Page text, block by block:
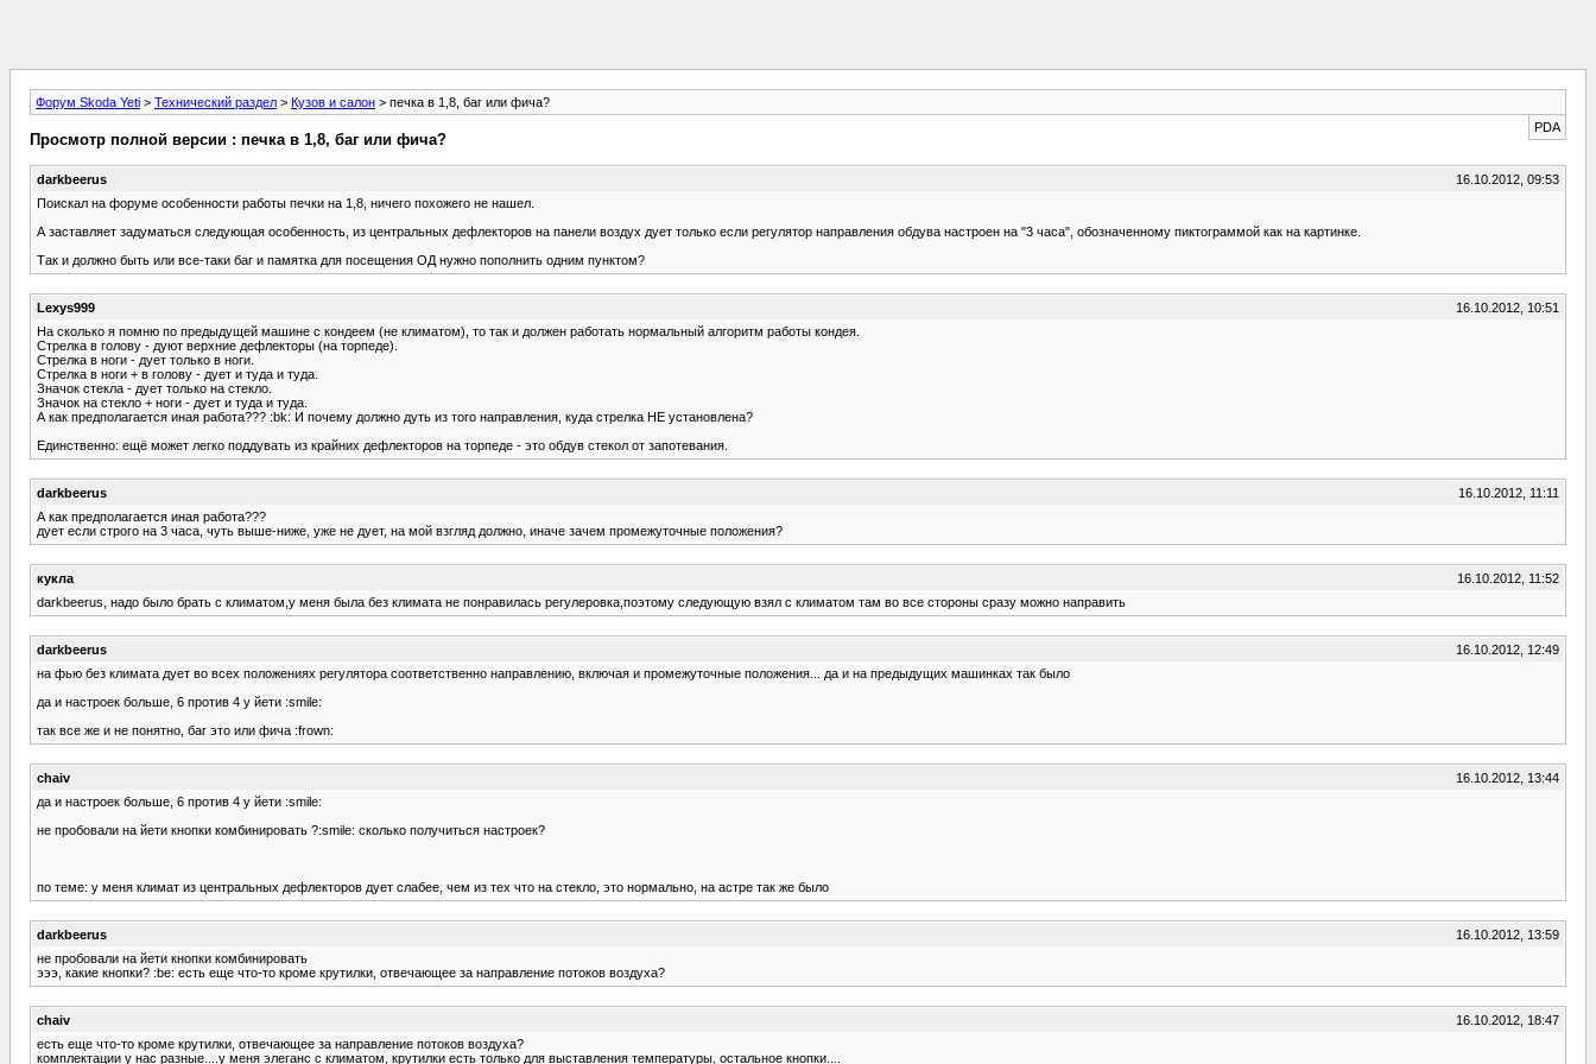
Форум Skoda Yeti > Технический раздел > Кузов и салон > печка в 1,8, баг или фича?
PDA
Просмотр полной версии : печка в 1,8, баг или фича?
darkbeerus
16.10.2012, 09:53
Поискал на форуме особенности работы печки на 1,8, ничего похожего не нашел.
А заставляет задуматься следующая особенность, из центральных дефлекторов на панели воздух дует только если регулятор направления обдува настроен на "3 часа", обозначенному пиктограммой как на картинке.
Так и должно быть или все-таки баг и памятка для посещения ОД нужно пополнить одним пунктом?
Lexys999
16.10.2012, 10:51
На сколько я помню по предыдущей машине с кондеем (не климатом), то так и должен работать нормальный алгоритм работы кондея.
Стрелка в голову - дуют верхние дефлекторы (на торпеде).
Стрелка в ноги - дует только в ноги.
Стрелка в ноги + в голову - дует и туда и туда.
Значок стекла - дует только на стекло.
Значок на стекло + ноги - дует и туда и туда.
А как предполагается иная работа??? :bk: И почему должно дуть из того направления, куда стрелка НЕ установлена?
Единственно: ещё может легко поддувать из крайних дефлекторов на торпеде - это обдув стекол от запотевания.
darkbeerus
16.10.2012, 11:11
А как предполагается иная работа???
дует если строго на 3 часа, чуть выше-ниже, уже не дует, на мой взгляд должно, иначе зачем промежуточные положения?
кукла
16.10.2012, 11:52
darkbeerus, надо было брать с климатом,у меня была без климата не понравилась регулеровка,поэтому следующую взял с климатом там во все стороны сразу можно направить
darkbeerus
16.10.2012, 12:49
на фью без климата дует во всех положениях регулятора соответственно направлению, включая и промежуточные положения... да и на предыдущих машинках так было
да и настроек больше, 6 против 4 у йети :smile:
так все же и не понятно, баг это или фича :frown:
chaiv
16.10.2012, 13:44
да и настроек больше, 6 против 4 у йети :smile:
не пробовали на йети кнопки комбинировать ?:smile: сколько получиться настроек?
по теме: у меня климат из центральных дефлекторов дует слабее, чем из тех что на стекло, это нормально, на астре так же было
darkbeerus
16.10.2012, 13:59
не пробовали на йети кнопки комбинировать
эээ, какие кнопки? :be: есть еще что-то кроме крутилки, отвечающее за направление потоков воздуха?
chaiv
16.10.2012, 18:47
есть еще что-то кроме крутилки, отвечающее за направление потоков воздуха?
комплектации у нас разные....у меня элеганс с климатом, крутилки есть только для выставления температуры, остальное кнопки....